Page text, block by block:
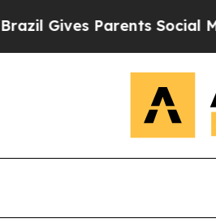
Parents Social Media